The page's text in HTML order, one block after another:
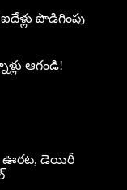
పొడిగింపు
ఆగండి!
ఊరట, డెయిరీ